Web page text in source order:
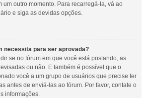
um outro momento. Para recarregá-la, vá ao
e siga as devidas opções.
necessita para ser aprovada?
se no fórum em que você está postando, as
ou não. E também é possível que o
você a um grupo de usuários que precise ter
antes de enviá-las ao fórum. Por favor, contate o
informações.